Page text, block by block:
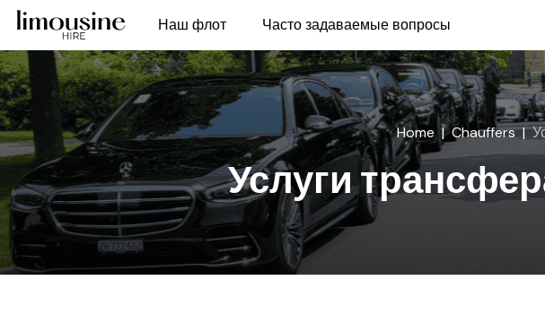
Наш флот Часто задаваемые вопросы
Home Chauffers
Услуги